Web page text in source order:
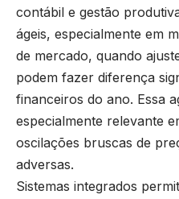
contábil e gestão
ágeis, especialmente em
de mercado, quando
podem fazer diferença
financeiros do ano. Essa
especialmente relevante
oscilações bruscas de
adversas.
Sistemas integrados